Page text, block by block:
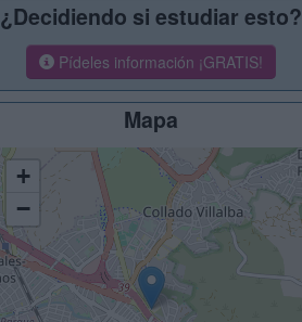
¿Decidiendo si estudiar esto?
Pídeles información ¡GRATIS!
Mapa
+
−